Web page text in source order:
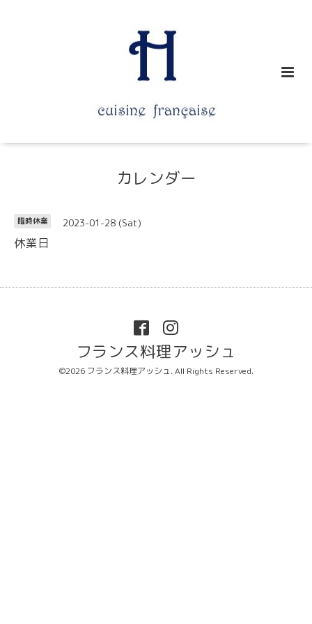
カレンダー
臨時休業 2023-01-28 (Sat)
休業日
フランス料理アッシュ
©2026 フランス料理アッシュ. All Rights Reserved.